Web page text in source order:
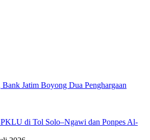
Jatim Boyong Dua Penghargaan
di Tol Solo–Ngawi dan Ponpes Al-